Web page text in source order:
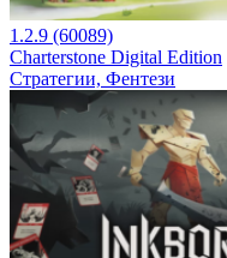
1.2.9 (60089)
Charterstone Digital Edition
Стратегии, Фентези